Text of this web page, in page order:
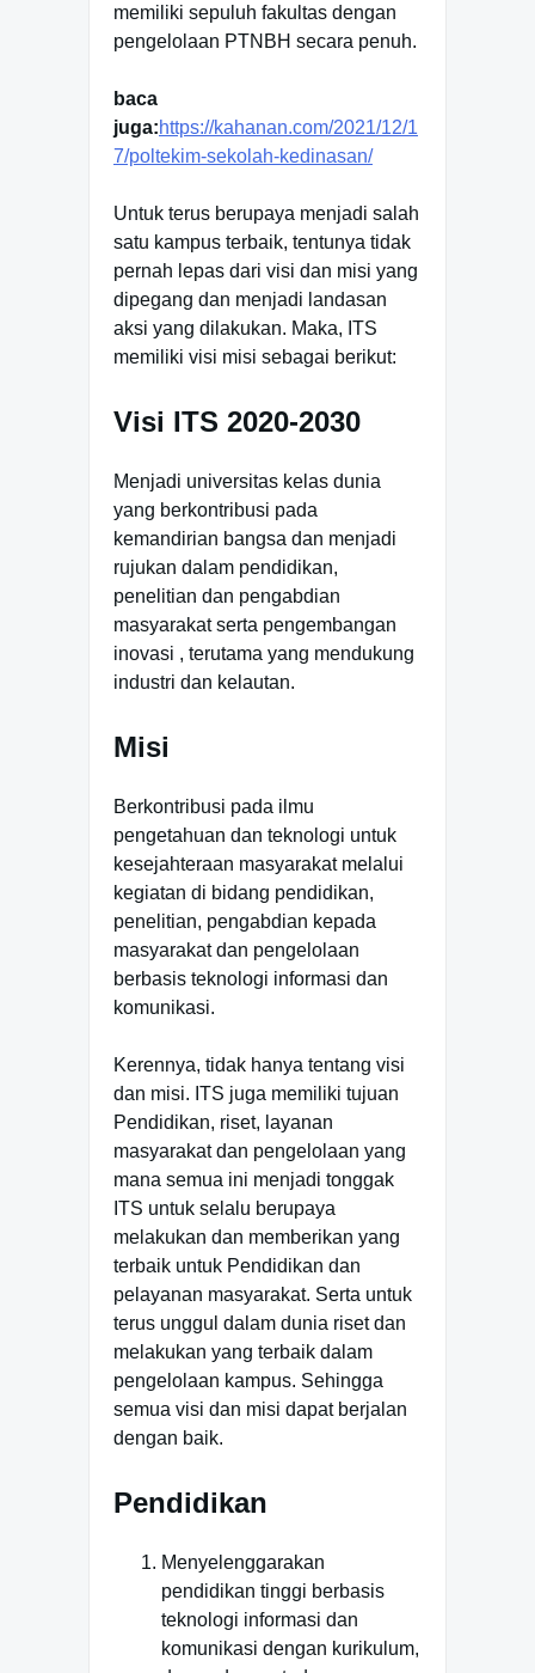
memiliki sepuluh fakultas dengan
pengelolaan PTNBH secara penuh.
baca
juga:https://kahanan.com/2021/12/1
7/poltekim-sekolah-kedinasan/
Untuk terus berupaya menjadi salah
satu kampus terbaik, tentunya tidak
pernah lepas dari visi dan misi yang
dipegang dan menjadi landasan
aksi yang dilakukan. Maka, ITS
memiliki visi misi sebagai berikut:
Visi ITS 2020-2030
Menjadi universitas kelas dunia
yang berkontribusi pada
kemandirian bangsa dan menjadi
rujukan dalam pendidikan,
penelitian dan pengabdian
masyarakat serta pengembangan
inovasi , terutama yang mendukung
industri dan kelautan.
Misi
Berkontribusi pada ilmu
pengetahuan dan teknologi untuk
kesejahteraan masyarakat melalui
kegiatan di bidang pendidikan,
penelitian, pengabdian kepada
masyarakat dan pengelolaan
berbasis teknologi informasi dan
komunikasi.
Kerennya, tidak hanya tentang visi
dan misi. ITS juga memiliki tujuan
Pendidikan, riset, layanan
masyarakat dan pengelolaan yang
mana semua ini menjadi tonggak
ITS untuk selalu berupaya
melakukan dan memberikan yang
terbaik untuk Pendidikan dan
pelayanan masyarakat. Serta untuk
terus unggul dalam dunia riset dan
melakukan yang terbaik dalam
pengelolaan kampus. Sehingga
semua visi dan misi dapat berjalan
dengan baik.
Pendidikan
Menyelenggarakan
pendidikan tinggi berbasis
teknologi informasi dan
komunikasi dengan kurikulum,